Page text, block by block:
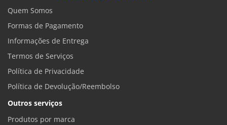
Quem Somos
Formas de Pagamento
Informações de Entrega
Termos de Serviços
Política de Privacidade
Política de Devolução/Reembolso
Outros serviços
Produtos por marca